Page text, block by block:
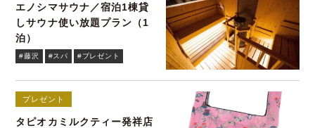
エノシマサウナ／宿泊1棟貸
しサウナ使い放題プラン（1
泊）
#藤沢 #スパ #プレゼント
プレゼント
タピオカミルクティー発祥店